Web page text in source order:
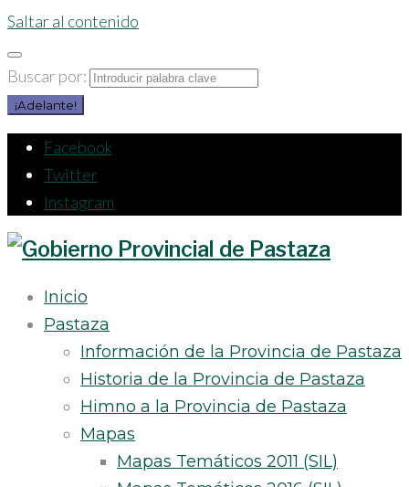
Saltar al contenido
Buscar por:
¡Adelante!
Facebook
Twitter
Instagram
Inicio
Pastaza
Información de la Provincia de Pastaza
Historia de la Provincia de Pastaza
Himno a la Provincia de Pastaza
Mapas
Mapas Temáticos 2011 (SIL)